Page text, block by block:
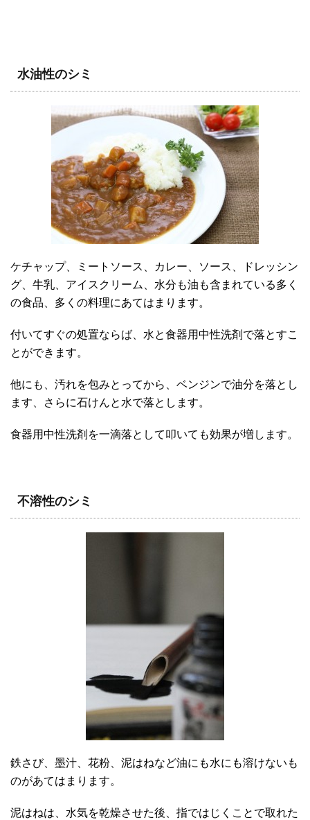
水油性のシミ
ケチャップ、ミートソース、カレー、ソース、ドレッシン
グ、牛乳、アイスクリーム、水分も油も含まれている多く
の食品、多くの料理にあてはまります。
付いてすぐの処置ならば、水と食器用中性洗剤で落とすこ
とができます。
他にも、汚れを包みとってから、ベンジンで油分を落とし
ます、さらに石けんと水で落とします。
食器用中性洗剤を一滴落として叩いても効果が増します。
不溶性のシミ
鉄さび、墨汁、花粉、泥はねなど油にも水にも溶けないも
のがあてはまります。
泥はねは、水気を乾燥させた後、指ではじくことで取れた